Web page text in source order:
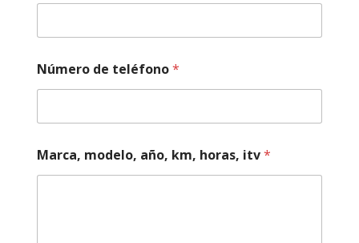
ú
m
r
a
s
p
Número de teléfono*
Marca, modelo, año, km, horas, itv*